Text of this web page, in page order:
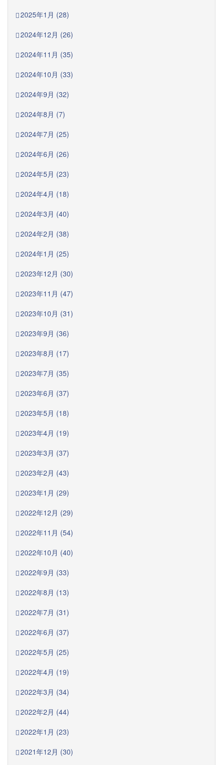
2025年1月 (28)
2024年12月 (26)
2024年11月 (35)
2024年10月 (33)
2024年9月 (32)
2024年8月 (7)
2024年7月 (25)
2024年6月 (26)
2024年5月 (23)
2024年4月 (18)
2024年3月 (40)
2024年2月 (38)
2024年1月 (25)
2023年12月 (30)
2023年11月 (47)
2023年10月 (31)
2023年9月 (36)
2023年8月 (17)
2023年7月 (35)
2023年6月 (37)
2023年5月 (18)
2023年4月 (19)
2023年3月 (37)
2023年2月 (43)
2023年1月 (29)
2022年12月 (29)
2022年11月 (54)
2022年10月 (40)
2022年9月 (33)
2022年8月 (13)
2022年7月 (31)
2022年6月 (37)
2022年5月 (25)
2022年4月 (19)
2022年3月 (34)
2022年2月 (44)
2022年1月 (23)
2021年12月 (30)